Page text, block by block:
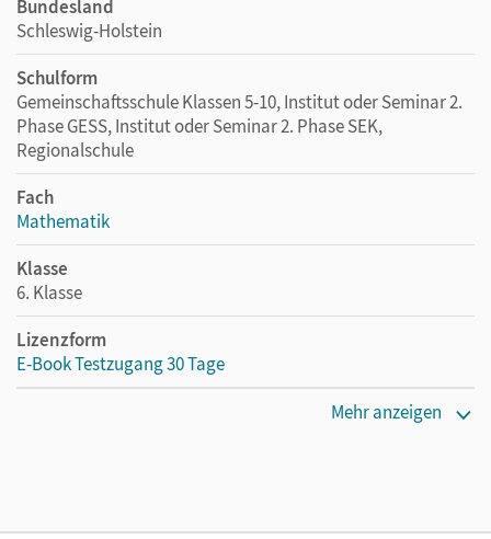
Bundesland
Schleswig-Holstein
Schulform
Gemeinschaftsschule Klassen 5-10, Institut oder Seminar 2.
Phase GESS, Institut oder Seminar 2. Phase SEK,
Regionalschule
Fach
Mathematik
Klasse
6. Klasse
Lizenzform
E-Book Testzugang 30 Tage
Mehr anzeigen